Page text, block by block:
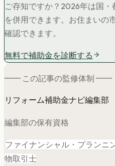
ご存知ですか？2026年は国
を併用できます。お住まいの
確認できます。
無料で補助金を診断する
━━ この記事の監修体制 ━━
リフォーム補助金ナビ編集部
編集部の保有資格
ファイナンシャル・プランニ
物取引士